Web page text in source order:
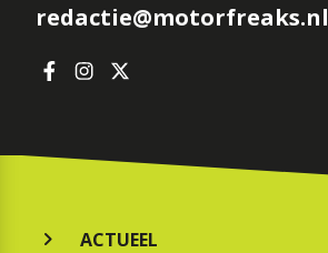
redactie@motorfreaks.nl
ACTUEEL